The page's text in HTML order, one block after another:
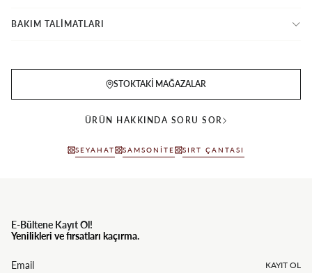
BAKIM TALİMATLARI
STOKTAKI MAĞAZALAR
ÜRÜN HAKKINDA SORU SOR
SEYAHAT SAMSONITE SIRT ÇANTASI
E-Bültene Kayıt Ol!
Yenilikleri ve fırsatları kaçırma.
KAYIT OL